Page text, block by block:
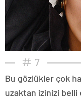
7
Bu gözlükler çok
uzaktan izinizi belli